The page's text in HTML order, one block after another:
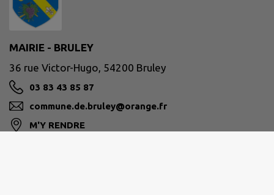
MAIRIE - BRULEY
36 rue Victor-Hugo, 54200 Bruley
03 83 43 85 87
commune.de.bruley@orange.fr
M'Y RENDRE